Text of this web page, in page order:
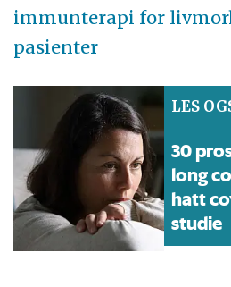
immunterapi for
pasienter
LES
30
long
hatt
studie